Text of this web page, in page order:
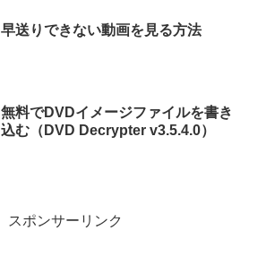
早送りできない動画を見る方法
無料でDVDイメージファイルを書き
込む（DVD Decrypter v3.5.4.0）
スポンサーリンク